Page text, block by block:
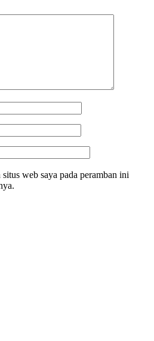
web saya pada peramban ini